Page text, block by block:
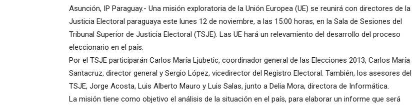
Asunción, IP Paraguay.- Una misión exploratoria de la Unión Europea (UE) se reunirá con directores de la
Justicia Electoral paraguaya este lunes 12 de noviembre, a las 15:00 horas, en la Sala de Sesiones del
Tribunal Superior de Justicia Electoral (TSJE). Las UE hará un relevamiento del desarrollo del proceso
eleccionario en el país.
Por el TSJE participarán Carlos María Ljubetic, coordinador general de las Elecciones 2013, Carlos María
Santacruz, director general y Sergio López, vicedirector del Registro Electoral. También, los asesores del
TSJE, Jorge Acosta, Luis Alberto Mauro y Luis Salas, junto a Delia Mora, directora de Informática.
La misión tiene como objetivo el análisis de la situación en el país, para elaborar un informe que será